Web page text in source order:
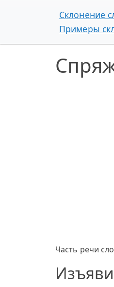
Склонение
Примеры
Часть речи